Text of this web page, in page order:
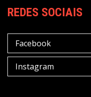
REDES SOCIAIS
Facebook
Instagram